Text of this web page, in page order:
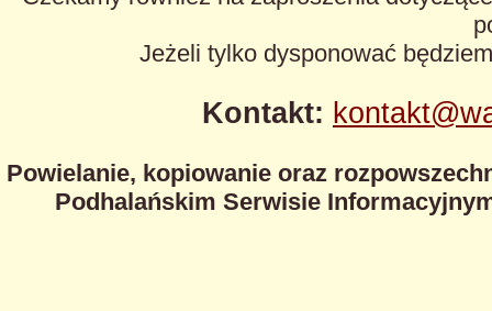
Jeżeli tylko dysponować
Kontakt:
Powielanie, kopiowanie oraz
Podhalańskim Serwisie